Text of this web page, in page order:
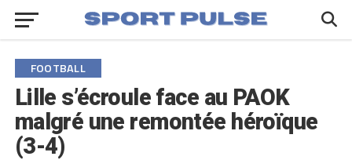
FOOTBALL
Lille s’écroule face au PAOK
malgré une remontée héroïque
(3-4)